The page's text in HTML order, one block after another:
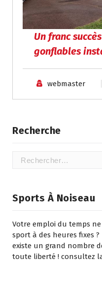
Un franc
gonflables
webmaster
Recherche
Rechercher :
Sports À Noiseau
Votre emploi du temps
sport à des heures fixes
existe un grand nombre
toute liberté ! consultez